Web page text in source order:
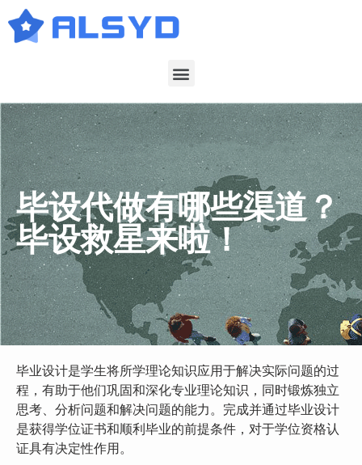
毕设代做有哪些渠道？
毕设救星来啦！
毕业设计是学生将所学理论知识应用于解决实际问题的过
程，有助于他们巩固和深化专业理论知识，同时锻炼独立
思考、分析问题和解决问题的能力。完成并通过毕业设计
是获得学位证书和顺利毕业的前提条件，对于学位资格认
证具有决定性作用。